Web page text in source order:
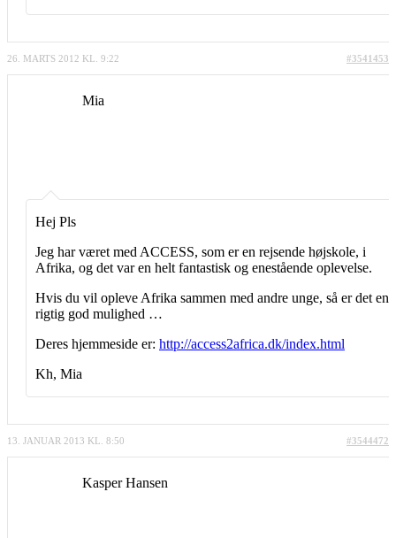
26. MARTS 2012 KL. 9:22 #3541453
Mia
Hej Pls
Jeg har været med ACCESS, som er en rejsende højskole, i
Afrika, og det var en helt fantastisk og enestående oplevelse.
Hvis du vil opleve Afrika sammen med andre unge, så er det en
rigtig god mulighed …
Deres hjemmeside er: http://access2africa.dk/index.html
Kh, Mia
13. JANUAR 2013 KL. 8:50 #3544472
Kasper Hansen